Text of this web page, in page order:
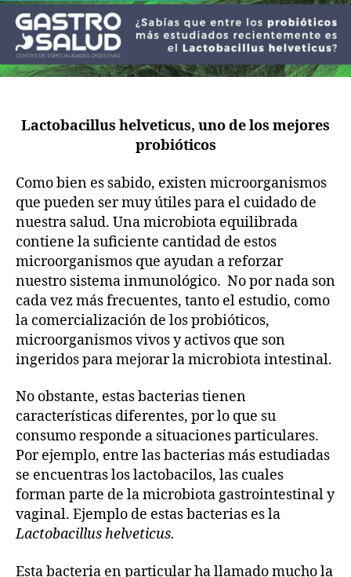
Lactobacillus helveticus, uno de los mejores
probióticos
Como bien es sabido, existen microorganismos
que pueden ser muy útiles para el cuidado de
nuestra salud. Una microbiota equilibrada
contiene la suficiente cantidad de estos
microorganismos que ayudan a reforzar
nuestro sistema inmunológico. No por nada son
cada vez más frecuentes, tanto el estudio, como
la comercialización de los probióticos,
microorganismos vivos y activos que son
ingeridos para mejorar la microbiota intestinal.
No obstante, estas bacterias tienen
características diferentes, por lo que su
consumo responde a situaciones particulares.
Por ejemplo, entre las bacterias más estudiadas
se encuentras los lactobacilos, las cuales
forman parte de la microbiota gastrointestinal y
vaginal. Ejemplo de estas bacterias es la
Lactobacillus helveticus.
Esta bacteria en particular ha llamado mucho la